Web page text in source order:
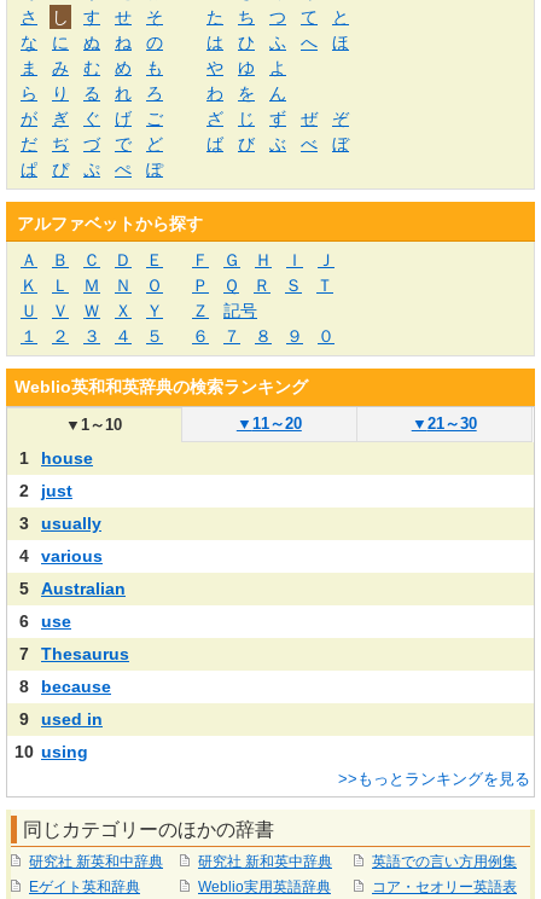
さ
し す せ そ た ち つ て
と
な
に ぬ ね の は ひ ふ へ
ほ
ま
み む め も や ゆ
よ
ら
り る れ ろ わ を
ん
が
ぎ ぐ げ ご ざ じ ず ぜ
ぞ
だ
ぢ づ で ど ば び ぶ べ
ぼ
ぱ
ぴ ぷ ぺ ぽ
アルファベットから探す
Ａ
Ｂ Ｃ Ｄ Ｅ Ｆ Ｇ Ｈ Ｉ
Ｊ
Ｋ
Ｌ Ｍ Ｎ Ｏ Ｐ Ｑ Ｒ Ｓ
Ｔ
Ｕ
Ｖ Ｗ Ｘ Ｙ Ｚ
記号
１
２ ３ ４ ５ ６ ７ ８ ９ ０
Weblio英和和英辞典の検索ランキング
▼1～10 ▼ 11～20 ▼ 21～30
1
house
2
just
3
usually
4
various
5
Australian
6
use
7
Thesaurus
8
because
9
used in
10 using
>>もっとランキングを見る
同じカテゴリーのほかの辞書
研究社 新英和中辞典
Eゲイト英和辞典
研究社 新和英中辞典
Weblio実用英語辞典
英語での言い方用例集
コア・セオリー英語表